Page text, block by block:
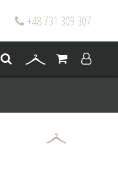
+48 731 309 307